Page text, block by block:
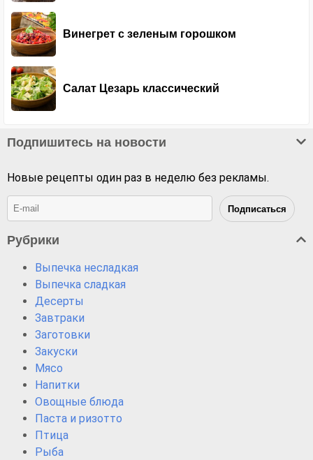
Винегрет с зеленым горошком
Салат Цезарь классический
Подпишитесь на новости
Новые рецепты один раз в неделю без рекламы.
Рубрики
Выпечка несладкая
Выпечка сладкая
Десерты
Завтраки
Заготовки
Закуски
Мясо
Напитки
Овощные блюда
Паста и ризотто
Птица
Рыба